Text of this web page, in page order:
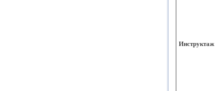
Инструктаж